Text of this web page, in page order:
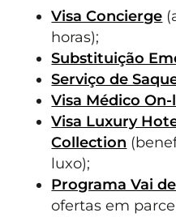
Visa Concierge
horas);
Substituição
Serviço de
Visa Médico
Visa Luxury
Collection
luxo);
Programa Vai
ofertas em